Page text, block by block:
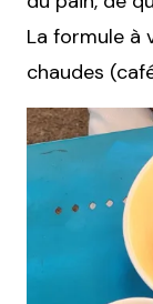
La formule à
chaudes